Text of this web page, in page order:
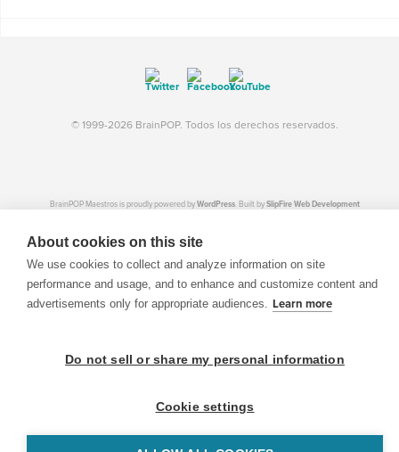
© 1999-2026 BrainPOP. Todos los derechos reservados.
BrainPOP Maestros is proudly powered byWordPress. Built bySlipFire Web Development
About cookies on this site
We use cookies to collect and analyze information on site
performance and usage, and to enhance and customize content and
advertisements only for appropriate audiences. Learn more
Do not sell or share my personal information
Cookie settings